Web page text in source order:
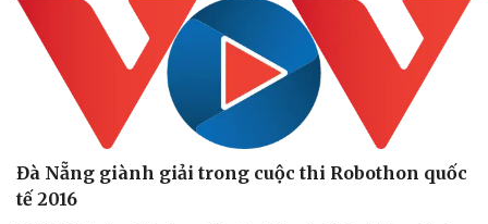
Đà Nẵng giành giải trong cuộc thi Robothon quốc
tế 2016